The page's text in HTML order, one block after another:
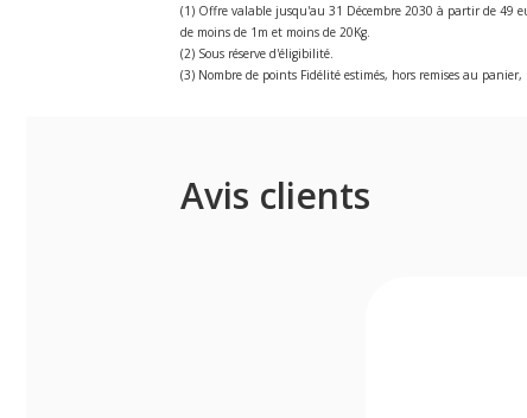
(1) Offre valable jusqu'au 31 Décembre 2030 à partir de 49
de moins de 1m et moins de 20Kg.
(2) Sous réserve d'éligibilité.
(3) Nombre de points Fidélité estimés, hors remises au
Avis clients